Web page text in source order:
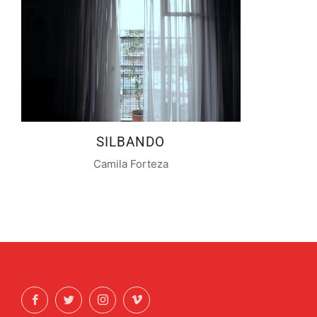
SILBANDO
Camila Forteza
FacebookTwitterInstagramVimeo